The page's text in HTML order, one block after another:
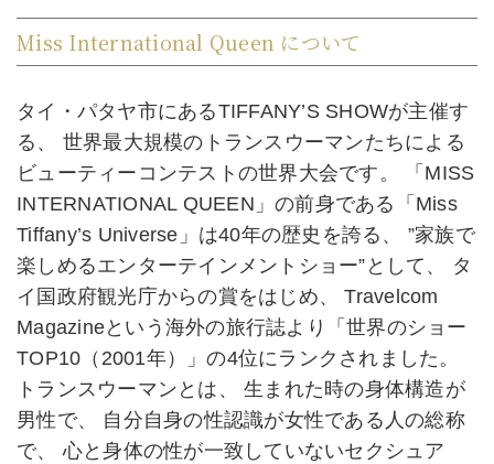
Miss International Queen について
タイ・パタヤ市にあるTIFFANY’S SHOWが主催す
る、 世界最大規模のトランスウーマンたちによる
ビューティーコンテストの世界大会です。 「MISS
INTERNATIONAL QUEEN」の前身である「Miss
Tiffany’s Universe」は40年の歴史を誇る、 ”家族で
楽しめるエンターテインメントショー”として、 タ
イ国政府観光庁からの賞をはじめ、 Travelcom
Magazineという海外の旅行誌より「世界のショー
TOP10（2001年）」の4位にランクされました。
トランスウーマンとは、 生まれた時の身体構造が
男性で、 自分自身の性認識が女性である人の総称
で、 心と身体の性が一致していないセクシュア